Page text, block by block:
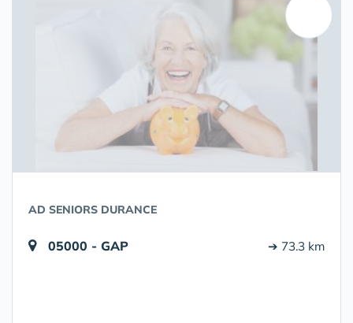
AD SENIORS DURANCE
05000 - GAP ➔ 73.3 km